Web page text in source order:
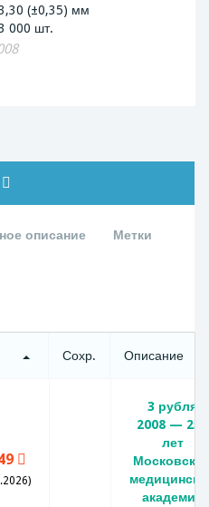
(±0,35) мм
000 шт.
описание Метки
Сохр. Описание
3 рубля
2008 — 250
лет
академии